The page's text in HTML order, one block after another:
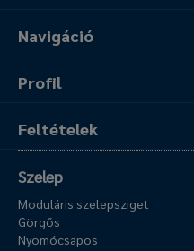
Navigáció
Profil
Feltételek
Szelep
Moduláris szelepsziget
Görgős
Nyomócsapos